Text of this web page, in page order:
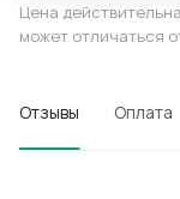
Цена
может отличаться
Отзывы Оплата